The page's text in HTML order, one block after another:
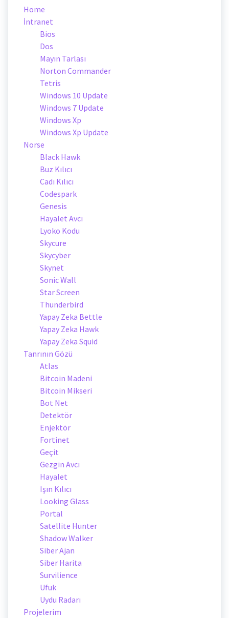
Home
İntranet
Bios
Dos
Mayın Tarlası
Norton Commander
Tetris
Windows 10 Update
Windows 7 Update
Windows Xp
Windows Xp Update
Norse
Black Hawk
Buz Kılıcı
Cadı Kılıcı
Codespark
Genesis
Hayalet Avcı
Lyoko Kodu
Skycure
Skycyber
Skynet
Sonic Wall
Star Screen
Thunderbird
Yapay Zeka Bettle
Yapay Zeka Hawk
Yapay Zeka Squid
Tanrının Gözü
Atlas
Bitcoin Madeni
Bitcoin Mikseri
Bot Net
Detektör
Enjektör
Fortinet
Geçit
Gezgin Avcı
Hayalet
Işın Kılıcı
Looking Glass
Portal
Satellite Hunter
Shadow Walker
Siber Ajan
Siber Harita
Survilience
Ufuk
Uydu Radarı
Projelerim